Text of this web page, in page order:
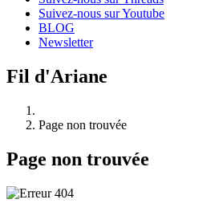
Suivez-nous sur Youtube
BLOG
Newsletter
Fil d'Ariane
Page non trouvée
Page non trouvée